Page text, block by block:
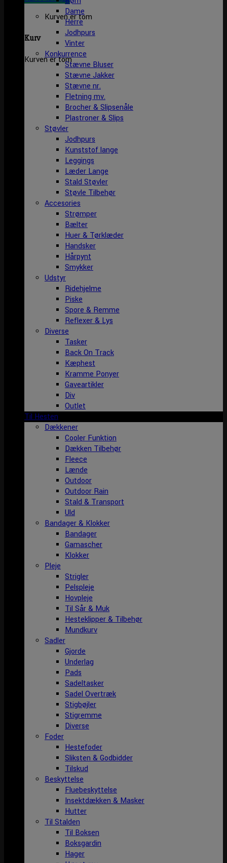
Kurven er tom
Kurv
Kurven er tom
Dame
Herre
Jodhpurs
Vinter
Konkurrence
Stævne Bluser
Stævne Jakker
Stævne nr.
Fletning mv.
Brocher & Slipsenåle
Plastroner & Slips
Støvler
Jodhpurs
Kunststof lange
Leggings
Læder Lange
Stald Støvler
Støvle Tilbehør
Accesories
Strømper
Bælter
Huer & Tørklæder
Handsker
Hårpynt
Smykker
Udstyr
Ridehjelme
Piske
Spore & Remme
Reflexer & Lys
Diverse
Tasker
Back On Track
Kæphest
Kramme Ponyer
Gaveartikler
Div
Outlet
Til Hesten
Dækkener
Cooler Funktion
Dækken Tilbehør
Fleece
Lænde
Outdoor
Outdoor Rain
Stald & Transport
Uld
Bandager & Klokker
Bandager
Gamascher
Klokker
Pleje
Strigler
Pelspleje
Hovpleje
Til Sår & Muk
Hesteklipper & Tilbehør
Mundkurv
Sadler
Gjorde
Underlag
Pads
Sadeltasker
Sadel Overtræk
Stigbøjler
Stigremme
Diverse
Foder
Hestefoder
Sliksten & Godbidder
Tilskud
Beskyttelse
Fluebeskyttelse
Insektdækken & Masker
Hutter
Til Stalden
Til Boksen
Boksgardin
Hager